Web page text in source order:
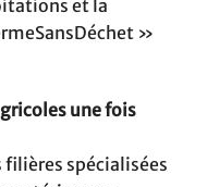
et la
»
une fois
filières spécialisées